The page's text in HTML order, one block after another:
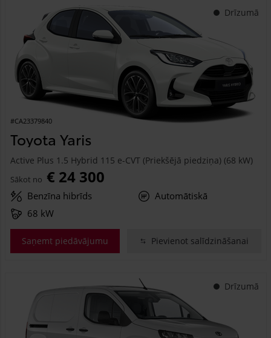
Drīzumā
#CA23379840
Toyota Yaris
Active Plus 1.5 Hybrid 115 e-CVT (Priekšējā piedziņa) (68 kW)
Sākot no € 24 300
Benzīna hibrīds
Automātiskā
68 kW
Saņemt piedāvājumu Pievienot salīdzināšanai
Drīzumā